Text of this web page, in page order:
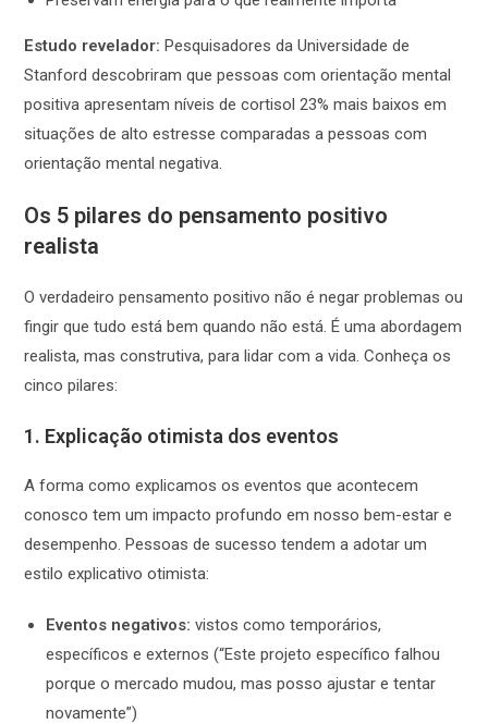
Estudo revelador: Pesquisadores da Universidade de
Stanford descobriram que pessoas com orientação mental
positiva apresentam níveis de cortisol 23% mais baixos em
situações de alto estresse comparadas a pessoas com
orientação mental negativa.
Os 5 pilares do pensamento positivo
realista
O verdadeiro pensamento positivo não é negar problemas ou
fingir que tudo está bem quando não está. É uma abordagem
realista, mas construtiva, para lidar com a vida. Conheça os
cinco pilares:
1. Explicação otimista dos eventos
A forma como explicamos os eventos que acontecem
conosco tem um impacto profundo em nosso bem-estar e
desempenho. Pessoas de sucesso tendem a adotar um
estilo explicativo otimista:
Eventos negativos: vistos como temporários,
específicos e externos (“Este projeto específico falhou
porque o mercado mudou, mas posso ajustar e tentar
novamente”)